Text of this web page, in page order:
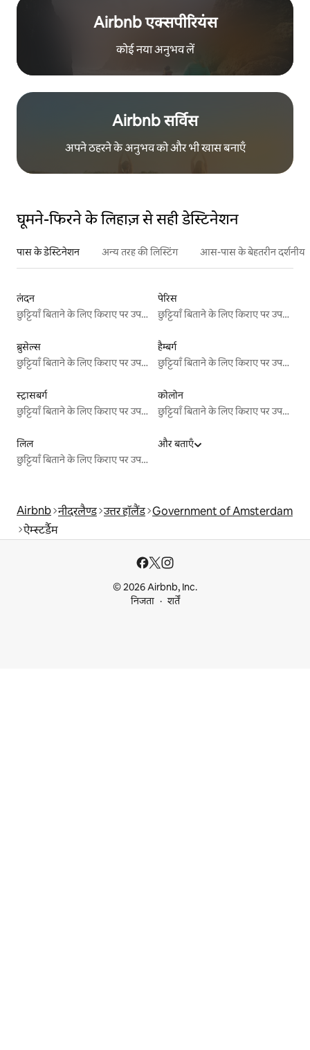
Airbnb एक्सपीरियंस
कोई नया अनुभव लें
Airbnb सर्विस
अपने ठहरने के अनुभव को और भी खास बनाएँ
घूमने-फिरने के लिहाज़ से सही डेस्टिनेशन
पास के डेस्टिनेशन अन्य तरह की लिस्टिंग आस-पास के बेहतरीन दर्शनीय
लंदन
छुट्टियाँ बिताने के लिए किराए पर उपलब्ध जगहें
पेरिस
छुट्टियाँ बिताने के लिए किराए पर उपलब्ध जगहें
ब्रुसेल्स
छुट्टियाँ बिताने के लिए किराए पर उपलब्ध जगहें
हैम्बर्ग
छुट्टियाँ बिताने के लिए किराए पर उपलब्ध जगहें
स्ट्रासबर्ग
छुट्टियाँ बिताने के लिए किराए पर उपलब्ध जगहें
कोलोन
छुट्टियाँ बिताने के लिए किराए पर उपलब्ध जगहें
लिल
छुट्टियाँ बिताने के लिए किराए पर उपलब्ध जगहें
और बताएँ
Airbnb नीदरलैण्ड उत्तर हॉलैंड Government of Amsterdam
ऐम्स्टर्डैम
© 2026 Airbnb, Inc.
निजता
शर्तें